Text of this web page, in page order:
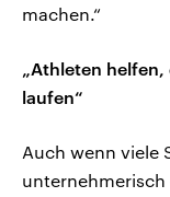
machen.“
„Athleten helfen,
laufen“
Auch wenn viele